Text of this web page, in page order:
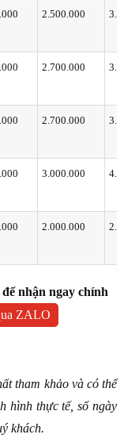
2.500.000
2.700.000
2.700.000
3.000.000
2.000.000
nhận ngay chính
ZALO
tham khảo và có thể
hình thực tế, số ngày
khách.